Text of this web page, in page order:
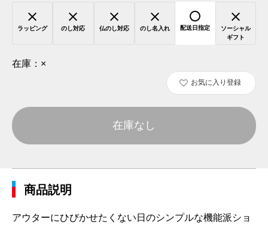
ラッピング のし対応 仏のし対応 のし名入れ 配送日指定
ソーシャル
ギフト
在庫： ×
お気に入り登録
在庫なし
商品説明
アウターにひびかせたくない日のシンプルな機能派ショ